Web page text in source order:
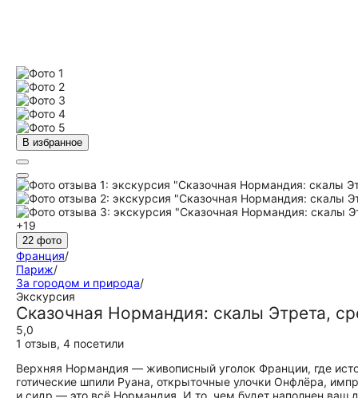
В избранное
+19
22 фото
Франция/
Париж/
За городом и природа/
Экскурсия
Сказочная Нормандия: скалы Этрета,
5,0
1 отзыв, 4 посетили
Верхняя Нормандия — живописный уголок Франции, где
готические шпили Руана, открыточные улочки Онфлёра,
и сидр — это всё Нормандия. И то, чем будет наполнен ваш